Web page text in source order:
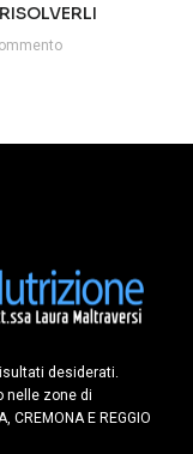
desiderati.
nelle zone di
CREMONA E REGGIO